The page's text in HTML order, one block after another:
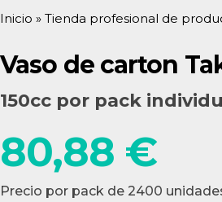
Inicio » Tienda profesional de
Vaso de carton
150cc por pack
Precio por pack de 2400
80,88 €